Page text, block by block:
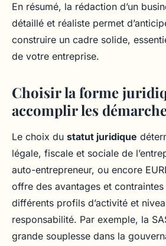
En résumé, la rédaction d’un
détaillé et réaliste permet
construire un cadre solide,
de votre entreprise.
Choisir la forme
accomplir les
Le choix du statut juridique
légale, fiscale et sociale de
auto-entrepreneur, ou encore
offre des avantages et contraintes
différents profils d’activité et
responsabilité. Par exemple, la
grande souplesse dans la